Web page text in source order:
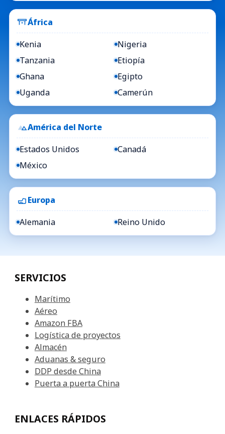
África
Kenia
Nigeria
Tanzania
Etiopía
Ghana
Egipto
Uganda
Camerún
América del Norte
Estados Unidos
Canadá
México
Europa
Alemania Reino Unido
SERVICIOS
Marítimo
Aéreo
Amazon FBA
Logística de proyectos
Almacén
Aduanas & seguro
DDP desde China
Puerta a puerta China
ENLACES RÁPIDOS